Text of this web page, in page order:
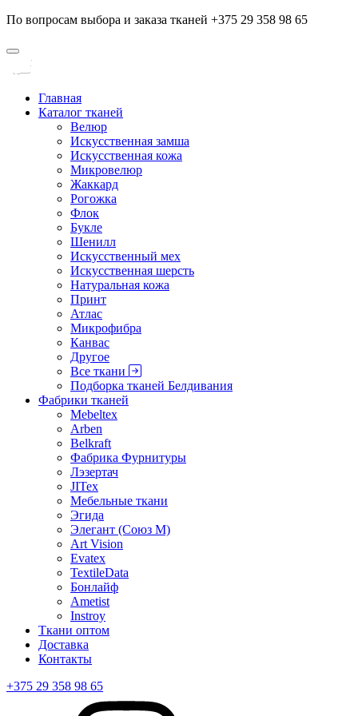
По вопросам выбора и заказа тканей +375 29 358 98 65
Главная
Каталог тканей
Велюр
Искусственная замша
Искусственная кожа
Микровелюр
Жаккард
Рогожка
Флок
Букле
Шенилл
Искусственный мех
Искусственная шерсть
Натуральная кожа
Принт
Атлас
Микрофибра
Канвас
Другое
Все ткани
Подборка тканей Белдивания
Фабрики тканей
Mebeltex
Arben
Belkraft
Фабрика Фурнитуры
Лэзертач
JITex
Мебельные ткани
Эгида
Элегант (Союз М)
Art Vision
Evatex
TextileData
Бонлайф
Ametist
Instroy
Ткани оптом
Доставка
Контакты
+375 29 358 98 65